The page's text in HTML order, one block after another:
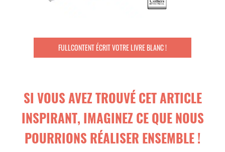
FULLCONTENT ÉCRIT VOTRE LIVRE BLANC !
SI VOUS AVEZ TROUVÉ CET ARTICLE
INSPIRANT, IMAGINEZ CE QUE NOUS
POURRIONS RÉALISER ENSEMBLE !